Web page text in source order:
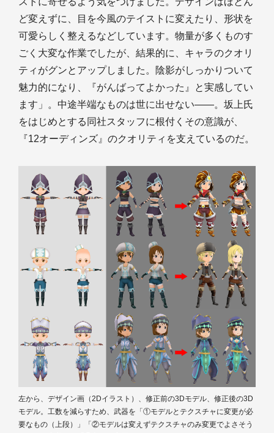
ど変えずに、目を今風のテイストに変えたり、形状を
可愛らしく整えるなどしています。物量が多くものす
ごく大変な作業でしたが、結果的に、キャラのクオリ
ティがグンとアップしました。陰影がしっかりついて
魅力的になり、『がんばってよかった』と実感してい
ます」。中途半端なものは世に出せない――。坂上氏
をはじめとする同社スタッフに根付くその意識が、
『12オーディンズ』のクオリティを支えているのだ。
左から、デザイン画（2Dイラスト）、修正前の3Dモデル、修正後の3D
モデル。工数を減らすため、武器を「①モデルとテクスチャに変更が必
要なもの（上段）」「②モデルは変えずテクスチャのみ変更でよさそう